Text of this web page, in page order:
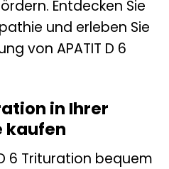
Entdecken Sie
und erleben Sie
von APATIT D 6
in Ihrer
kaufen
6 Trituration bequem